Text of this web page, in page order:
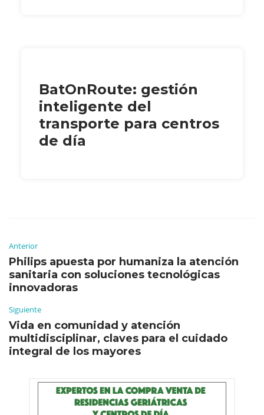
BatOnRoute: gestión
inteligente del
transporte para centros
de día
Anterior
Philips apuesta por humaniza la atención
sanitaria con soluciones tecnológicas
innovadoras
Siguiente
Vida en comunidad y atención
multidisciplinar, claves para el cuidado
integral de los mayores